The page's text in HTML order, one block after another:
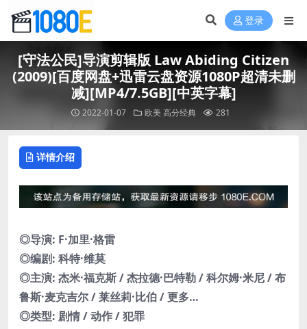
登录
[守法公民]导演剪辑版 Law Abiding Citizen
(2009)[百度网盘+迅雷云盘资源1080P超清未删
减][MP4/7.5GB][中英字幕]
2022-01-07 欧美高分经典 281
详情介绍
◎导演: F·加里·格雷
◎编剧: 科特·维莫
◎主演: 杰米·福克斯 / 杰拉德·巴特勒 / 科尔姆·米尼 / 布
鲁斯·麦克吉尔 / 莱丝莉·比伯 / 更多…
◎类型: 剧情 / 动作 / 犯罪